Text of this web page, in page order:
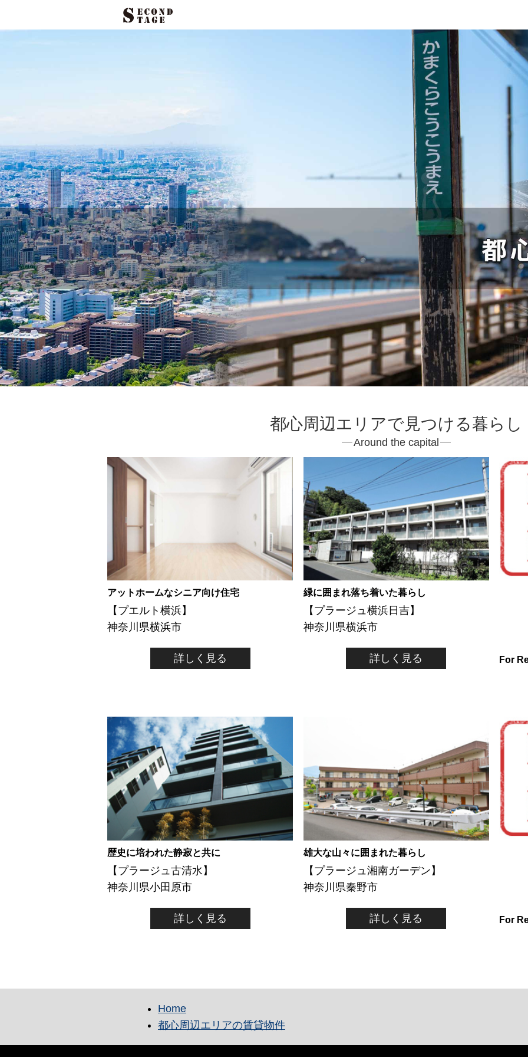
アットホームなシニア向け住宅
緑に囲まれ落ち着いた暮らし
歴史に培われた静寂と共に
雄大な山々に囲まれた暮らし
都心周辺エリアで見つける暮らし
Around the capital
アットホームなシニア向け住宅
【プエルト横浜】
神奈川県横浜市
詳しく見る
緑に囲まれ落ち着いた暮らし
【プラージュ横浜日吉】
神奈川県横浜市
詳しく見る For
歴史に培われた静寂と共に
【プラージュ古清水】
神奈川県小田原市
詳しく見る
雄大な山々に囲まれた暮らし
【プラージュ湘南ガーデン】
神奈川県秦野市
詳しく見る For
Home
都心周辺エリアの賃貸物件